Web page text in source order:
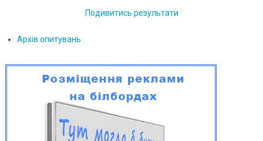
Подивитись результати
Архів опитувань